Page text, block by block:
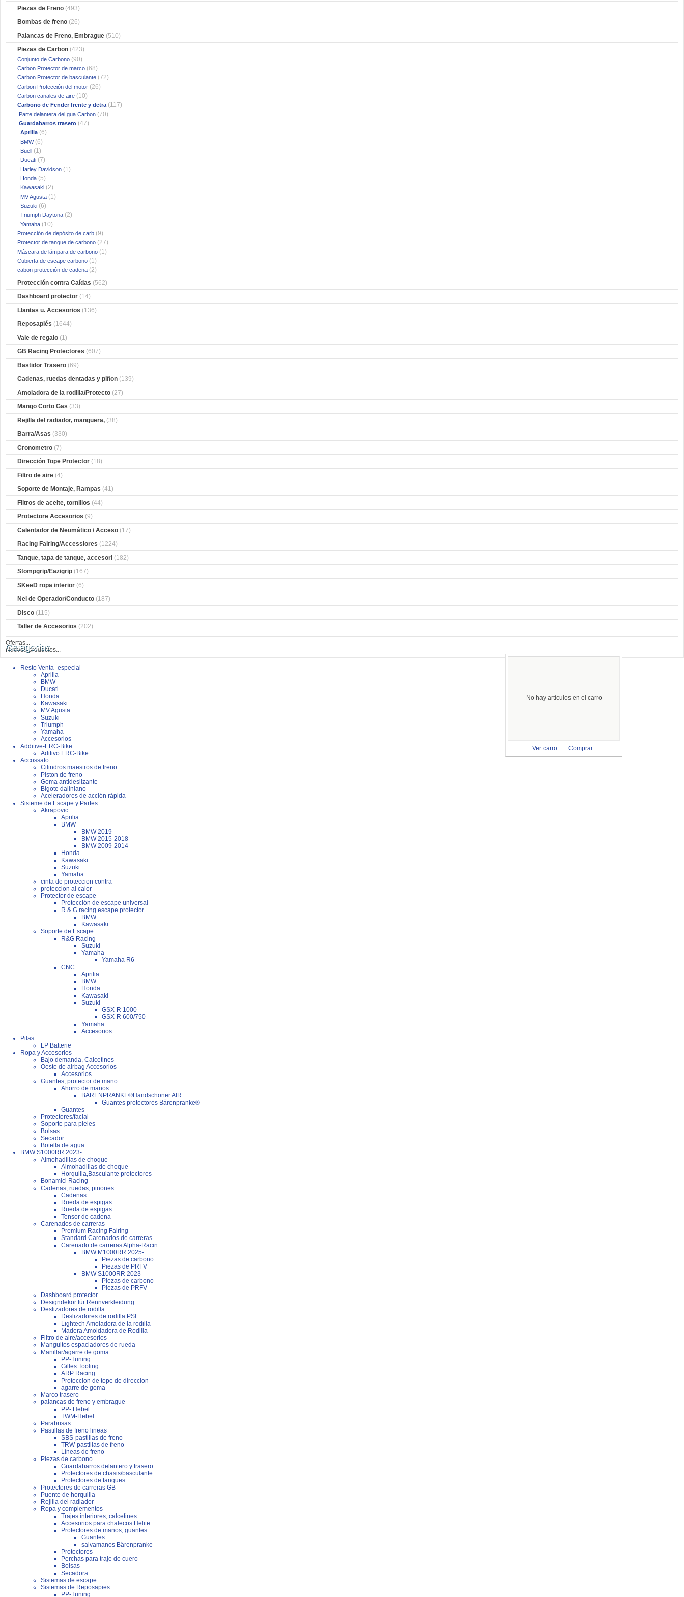
Piezas de Freno (493)
Bombas de freno (26)
Palancas de Freno, Embrague (510)
Piezas de Carbon (423)
Conjunto de Carbono (90)
Carbon Protector de marco (68)
Carbon Protector de basculante (72)
Carbon Protección del motor (26)
Carbon canales de aire (10)
Carbono de Fender frente y detra(117)
Parte delantera del gua Carbon (70)
Guardabarros trasero (47)
Aprilia(6)
BMW(6)
Buell (1)
Ducati (7)
Harley Davidson (1)
Honda (5)
Kawasaki (2)
MV Agusta (1)
Suzuki (6)
Triumph Daytona (2)
Yamaha (10)
Protección de depósito de carb (9)
Protector de tanque de carbono (27)
Máscara de lámpara de carbono (1)
Cubierta de escape carbono (1)
cabon protección de cadena (2)
Protección contra Caídas (562)
Dashboard protector (14)
Llantas u. Accesorios (136)
Reposapiés (1644)
Vale de regalo (1)
GB Racing Protectores (607)
Bastidor Trasero (69)
Cadenas, ruedas dentadas y piñon (139)
Amoladora de la rodilla/Protecto (27)
Mango Corto Gas (33)
Rejilla del radiador, manguera, (38)
Barra/Asas (330)
Cronometro (7)
Dirección Tope Protector (18)
Filtro de aire (4)
Soporte de Montaje, Rampas (41)
Filtros de aceite, tornillos (44)
Protectore Accesorios (9)
Calentador de Neumático / Acceso (17)
Racing Fairing/Accessiores (1224)
Tanque, tapa de tanque, accesori (182)
Stompgrip/Eazigrip (167)
SKeeD ropa interior (6)
Nel de Operador/Conducto (187)
Disco (115)
Taller de Accesorios (202)
Ofertas...
Nuevos productos...
No hay artículos en el carro
Ver carro Comprar
Categorías
Resto Venta- especial
Aprilia
BMW
Ducati
Honda
Kawasaki
MV Agusta
Suzuki
Triumph
Yamaha
Accesorios
Additive-ERC-Bike
Aditivo ERC-Bike
Accossato
Cilindros maestros de freno
Piston de freno
Goma antideslizante
Bigote daliniano
Aceleradores de acción rápida
Sisteme de Escape y Partes
Akrapovic
Aprilia
BMW
BMW 2019-
BMW 2015-2018
BMW 2009-2014
Honda
Kawasaki
Suzuki
Yamaha
cinta de proteccion contra
proteccion al calor
Protector de escape
Protección de escape universal
R & G racing escape protector
BMW
Kawasaki
Soporte de Escape
R&G Racing
Suzuki
Yamaha
Yamaha R6
CNC
Aprilia
BMW
Honda
Kawasaki
Suzuki
GSX-R 1000
GSX-R 600/750
Yamaha
Accesorios
Pilas
LP Batterie
Ropa y Accesorios
Bajo demanda, Calcetines
Oeste de airbag Accesorios
Accesorios
Guantes, protector de mano
Ahorro de manos
BÄRENPRANKE®Handschoner AIR
Guantes protectores Bärenpranke®
Guantes
Protectores/facial
Soporte para pieles
Bolsas
Secador
Botella de agua
BMW S1000RR 2023-
Almohadillas de choque
Almohadillas de choque
Horquilla,Basculante protectores
Bonamici Racing
Cadenas, ruedas, pinones
Cadenas
Rueda de espigas
Rueda de espigas
Tensor de cadena
Carenados de carreras
Premium Racing Fairing
Standard Carenados de carreras
Carenado de carreras Alpha-Racin
BMW M1000RR 2025-
Piezas de carbono
Piezas de PRFV
BMW S1000RR 2023-
Piezas de carbono
Piezas de PRFV
Dashboard protector
Designdekor für Rennverkleidung
Deslizadores de rodilla
Deslizadores de rodilla PSI
Lightech Amoladora de la rodilla
Madera Amoldadora de Rodilla
Filtro de aire/accesorios
Manguitos espaciadores de rueda
Manillar/agarre de goma
PP-Tuning
Gilles Tooling
ARP Racing
Proteccion de tope de direccion
agarre de goma
Marco trasero
palancas de freno y embrague
PP- Hebel
TWM-Hebel
Parabrisas
Pastillas de freno lineas
SBS-pastillas de freno
TRW-pastillas de freno
Líneas de freno
Piezas de carbono
Guardabarros delantero y trasero
Protectores de chasis/basculante
Protectores de tanques
Protectores de carreras GB
Puente de horquilla
Rejilla del radiador
Ropa y complementos
Trajes interiores, calcetines
Accesorios para chalecos Helite
Protectores de manos, guantes
Guantes
salvamanos Bärenpranke
Protectores
Perchas para traje de cuero
Bolsas
Secadora
Sistemas de escape
Sistemas de Reposapies
PP-Tuning